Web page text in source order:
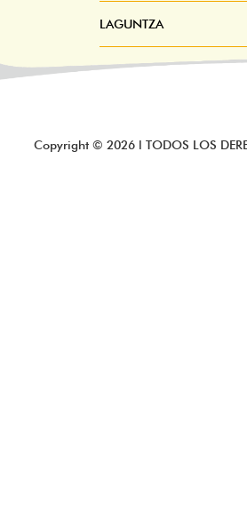
LAGUNTZA
Copyright © 2026 l TODOS LOS